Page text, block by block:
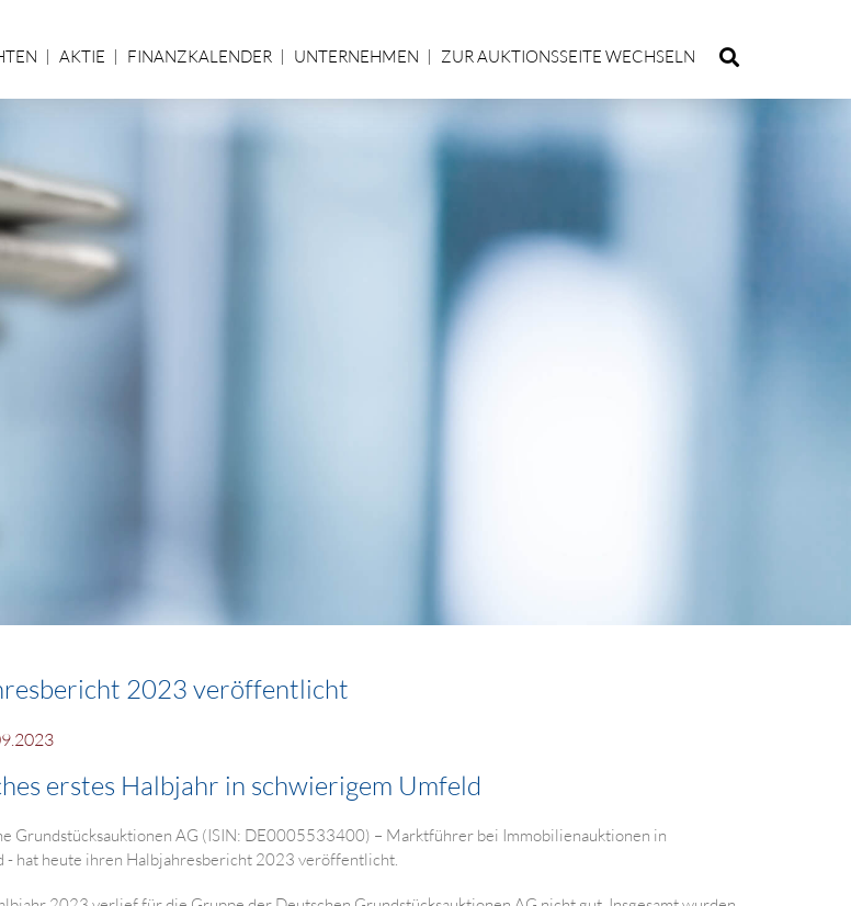
AKTIE FINANZKALENDER UNTERNEHMEN ZUR AUKTIONSSEITE WECHSELN
2023 veröffentlicht
erstes Halbjahr in schwierigem Umfeld
Grundstücksauktionen AG (ISIN: DE0005533400) – Marktführer bei Immobilienauktionen in
- hat heute ihren Halbjahresbericht 2023 veröffentlicht.